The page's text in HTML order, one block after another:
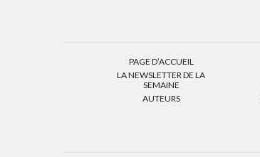
PAGE D’ACCUEIL
LA NEWSLETTER DE LA
SEMAINE
AUTEURS